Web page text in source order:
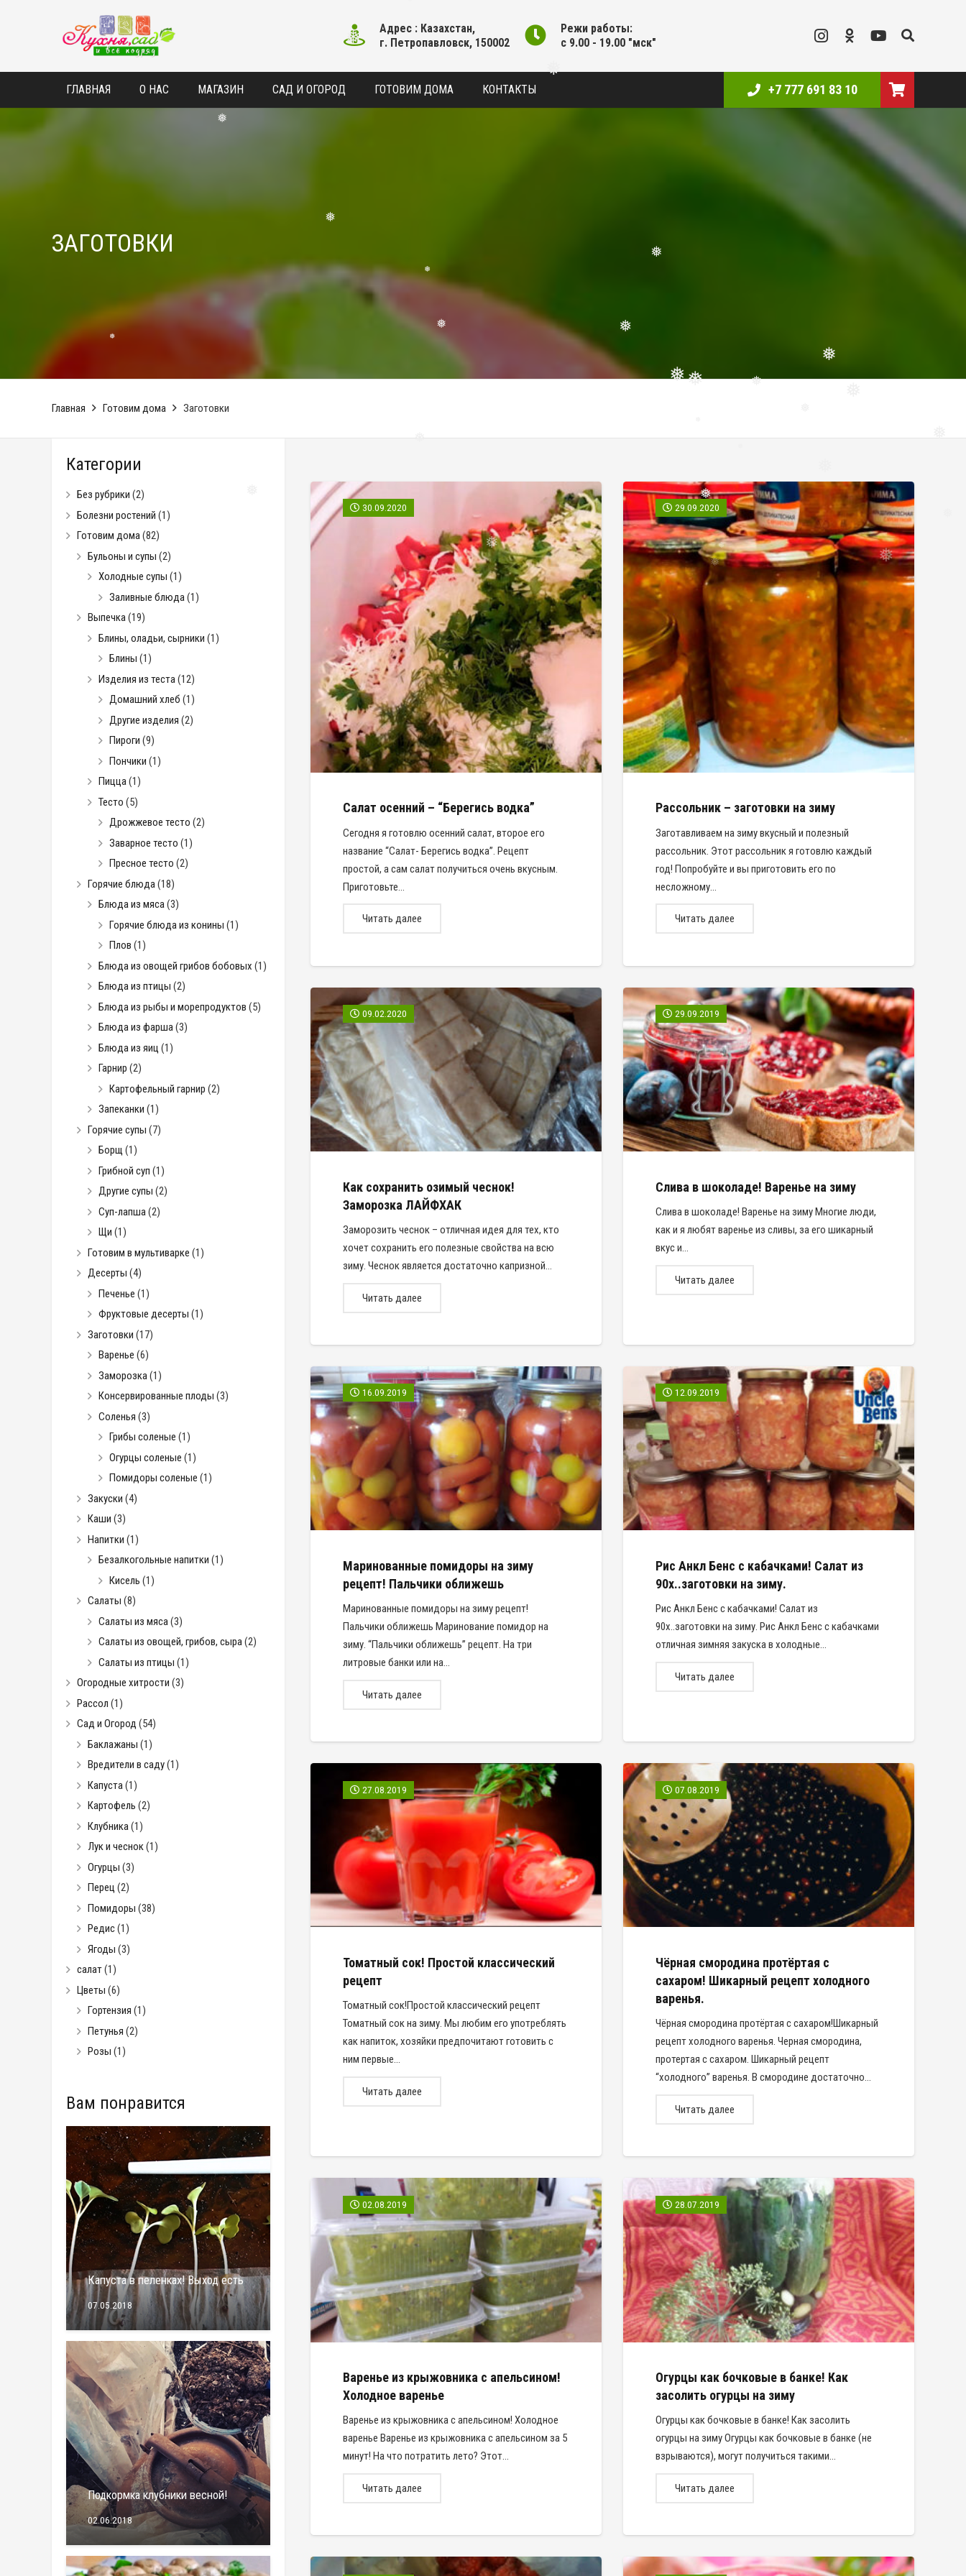
❅
❅
❅
❅
❅
❅
❅
❅
❅
❅
❅
❅
❅
❅
❅
Адрес : Казахстан,
г. Петропавловск, 150002
Режи работы:
с 9.00 - 19.00 "мск"
ГЛАВНАЯ О НАС МАГАЗИН САД И ОГОРОД ГОТОВИМ ДОМА КОНТАКТЫ +7 777 691 83 10
ЗАГОТОВКИ
Главная Готовим дома Заготовки
30.09.2020
Салат осенний – “Берегись водка”
Сегодня я готовлю осенний салат, второе его
название “Салат- Берегись водка”. Рецепт
простой, а сам салат получиться очень вкусным.
Приготовьте…
Читать далее
29.09.2020
Рассольник – заготовки на зиму
Заготавливаем на зиму вкусный и полезный
рассольник. Этот рассольник я готовлю каждый
год! Попробуйте и вы приготовить его по
несложному…
Читать далее
09.02.2020
Как сохранить озимый чеснок!
Заморозка ЛАЙФХАК
Заморозить чеснок – отличная идея для тех, кто
хочет сохранить его полезные свойства на всю
зиму. Чеснок является достаточно капризной…
Читать далее
29.09.2019
Слива в шоколаде! Варенье на зиму
Слива в шоколаде! Варенье на зиму Многие люди,
как и я любят варенье из сливы, за его шикарный
вкус и…
Читать далее
16.09.2019
Маринованные помидоры на зиму
рецепт! Пальчики оближешь
Маринованные помидоры на зиму рецепт!
Пальчики оближешь Маринование помидор на
зиму. “Пальчики оближешь” рецепт. На три
литровые банки или на…
Читать далее
12.09.2019
Рис Анкл Бенс с кабачками! Салат из
90х..заготовки на зиму.
Рис Анкл Бенс с кабачками! Салат из
90х..заготовки на зиму. Рис Анкл Бенс с кабачками
отличная зимняя закуска в холодные…
Читать далее
27.08.2019
Томатный сок! Простой классический
рецепт
Томатный сок!Простой классический рецепт
Томатный сок на зиму. Мы любим его употреблять
как напиток, хозяйки предпочитают готовить с
ним первые…
Читать далее
07.08.2019
Чёрная смородина протёртая с
сахаром! Шикарный рецепт холодного
варенья.
Чёрная смородина протёртая с сахаром!Шикарный
рецепт холодного варенья. Черная смородина,
протертая с сахаром. Шикарный рецепт
“холодного” варенья. В смородине достаточно…
Читать далее
02.08.2019
Варенье из крыжовника с апельсином!
Холодное варенье
Варенье из крыжовника с апельсином! Холодное
варенье Варенье из крыжовника с апельсином за 5
минут! На что потратить лето? Этот…
Читать далее
28.07.2019
Огурцы как бочковые в банке! Как
засолить огурцы на зиму
Огурцы как бочковые в банке! Как засолить
огурцы на зиму Огурцы как бочковые в банке (не
взрываются), могут получиться такими…
Читать далее
Категории
Без рубрики (2)
Болезни ростений (1)
Готовим дома(82)
Бульоны и супы (2)
Холодные супы (1)
Заливные блюда (1)
Выпечка(19)
Блины, оладьи, сырники (1)
Блины (1)
Изделия из теста (12)
Домашний хлеб (1)
Другие изделия (2)
Пироги (9)
Пончики (1)
Пицца(1)
Тесто (5)
Дрожжевое тесто (2)
Заварное тесто (1)
Пресное тесто (2)
Горячие блюда (18)
Блюда из мяса(3)
Горячие блюда из конины (1)
Плов (1)
Блюда из овощей грибов бобовых (1)
Блюда из птицы (2)
Блюда из рыбы и морепродуктов (5)
Блюда из фарша(3)
Блюда из яиц (1)
Гарнир (2)
Картофельный гарнир (2)
Запеканки (1)
Горячие супы (7)
Борщ (1)
Грибной суп (1)
Другие супы (2)
Суп-лапша (2)
Щи (1)
Готовим в мультиварке (1)
Десерты (4)
Печенье (1)
Фруктовые десерты (1)
Заготовки (17)
Варенье (6)
Заморозка (1)
Консервированные плоды (3)
Соленья (3)
Грибы соленые (1)
Огурцы соленые (1)
Помидоры соленые (1)
Закуски (4)
Каши (3)
Напитки (1)
Безалкогольные напитки (1)
Кисель (1)
Салаты (8)
Салаты из мяса (3)
Салаты из овощей, грибов, сыра(2)
Салаты из птицы (1)
Огородные хитрости (3)
Рассол (1)
Сад и Огород (54)
Баклажаны (1)
Вредители в саду(1)
Капуста (1)
Картофель (2)
Клубника (1)
Лук и чеснок(1)
Огурцы (3)
Перец (2)
Помидоры (38)
Редис(1)
Ягоды (3)
салат(1)
Цветы (6)
Гортензия (1)
Петунья (2)
Розы (1)
Вам понравится
Капуста в пеленках! Выход есть
07.05.2018
Подкормка клубники весной!
02.06.2018